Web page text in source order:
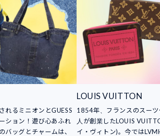
れるミニオンとGUESS
ション！遊び心あふれ
バッグとチャームは、
LOUIS VUITTON
1854年、フランスのスーツ
人が創業したLOUIS
イ・ヴィトン)。今では